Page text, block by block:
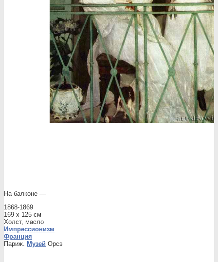
На балконе —
1868-1869
169 x 125 см
Холст, масло
Импрессионизм
Франция
Париж. Музей Орсэ